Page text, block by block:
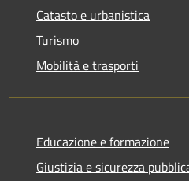
Catasto e urbanistica
Turismo
Mobilità e trasporti
Educazione e formazione
Giustizia e sicurezza